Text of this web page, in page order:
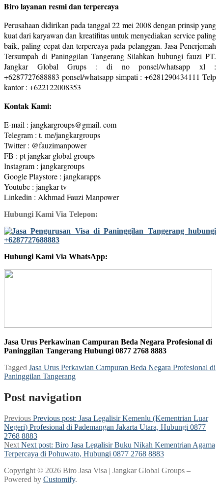
Biro layanan resmi dan terpercaya
Perusahaan didirikan pada tanggal 22 mei 2008 dengan prinsip yang
kuat dari karyawan dan kreatifitas untuk menyediakan service paling
baik, paling cepat dan terpercaya pada pelanggan. Jasa Penerjemah
Tersumpah di Paninggilan Tangerang Silahkan hubungi fauzi PT.
Jangkar Global Grups : di no ponsel/whatsapp xl :
+6287727688883 ponsel/whatsapp simpati : +6281290434111 Telp
kantor : +622122008353
Kontak Kami:
E-mail : jangkargroups@gmail. com
Telegram : t. me/jangkargroups
Twitter : @fauzimanpower
FB : pt jangkar global groups
Instagram : jangkargroups
Google Playstore : jangkarapps
Youtube : jangkar tv
Linkedin : Akhmad Fauzi Manpower
Hubungi Kami Via Telepon:
Hubungi Kami Via WhatsApp:
Jasa Urus Perkawinan Campuran Beda Negara Profesional di
Paninggilan Tangerang Hubungi 0877 2768 8883
Tagged Jasa Urus Perkawian Campuran Beda Negara Profesional di
Paninggilan Tangerang
Post navigation
Previous Previous post: Jasa Legalisir Kemenlu (Kementrian Luar
Negeri) Profesional di Pademangan Jakarta Utara, Hubungi 0877
2768 8883
Next Next post: Biro Jasa Legalisir Buku Nikah Kementrian Agama
Terpercaya di Pohuwato, Hubungi 0877 2768 8883
Copyright © 2026 Biro Jasa Visa | Jangkar Global Groups –
Powered by Customify.